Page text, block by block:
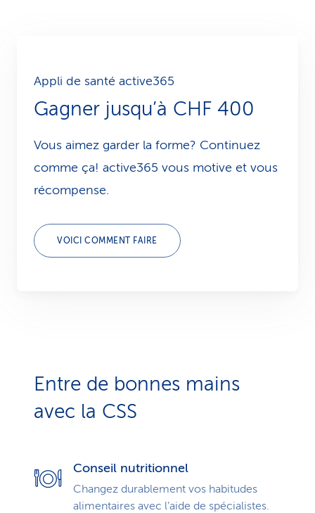
Appli de santé active365
Gagner jusqu’à CHF 400
Vous aimez garder la forme? Continuez
comme ça! active365 vous motive et vous
récompense.
VOICI COMMENT FAIRE
Entre de bonnes mains
avec la CSS
Conseil nutritionnel
Changez durablement vos habitudes
alimentaires avec l’aide de spécialistes.